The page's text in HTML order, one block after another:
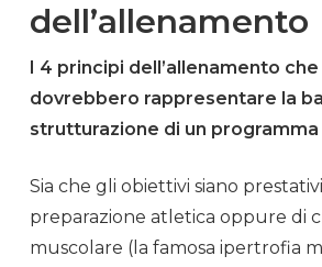
dell’allenamento
I 4 principi dell’allenamento
dovrebbero rappresentare la
strutturazione di un programma
Sia che gli obiettivi siano
preparazione atletica oppure di
muscolare (la famosa ipertrofia